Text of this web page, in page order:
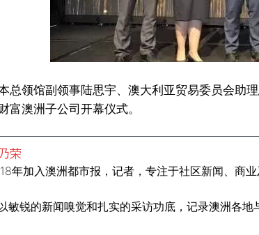
总领馆副领事陆思宇、澳大利亚贸易委员会
富澳洲子公司开幕仪式。
荣
年加入澳洲都市报，记者，专注于社区新闻、商业
敏锐的新闻嗅觉和扎实的采访功底，记录澳洲各地